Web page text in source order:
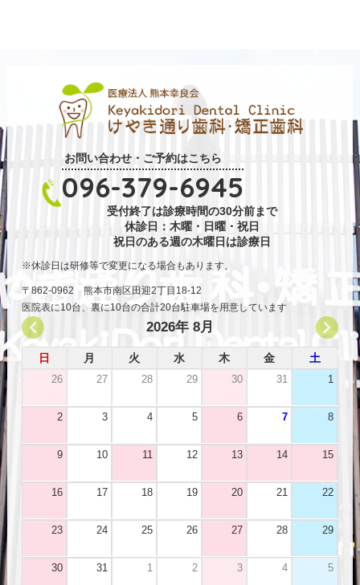
お問い合わせ・ご予約はこちら
096-379-6945
受付終了は診療時間の30分前まで
休診日：木曜・日曜・祝日
祝日のある週の木曜日は診療日
休診日は研修等で変更になる場合もあります。
〒862-0962 熊本市南区田迎2丁目18-12
医院表に10台、裏に10台の合計20台駐車場を用意しています
2026年 8月
日 月 火 水 木 金 土
26 27 28 29 30 31 1
2 3 4 5 6 7 8
9 10 11 12 13 14 15
16 17 18 19 20 21 22
23 24 25 26 27 28 29
30 31 1 2 3 4 5